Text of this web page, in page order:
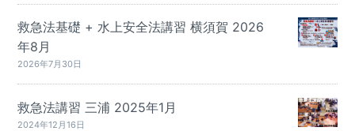
救急法基礎 + 水上安全法講習 横須賀 2026
年8月
2026年7月30日
救急法講習 三浦 2025年1月
2024年12月16日